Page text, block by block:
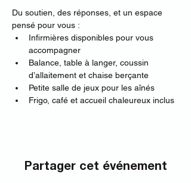
Du soutien, des réponses, et un espace
pensé pour vous :
Infirmières disponibles pour vous
accompagner
Balance, table à langer, coussin
d’allaitement et chaise berçante
Petite salle de jeux pour les aînés
Frigo, café et accueil chaleureux inclus
Partager cet événement